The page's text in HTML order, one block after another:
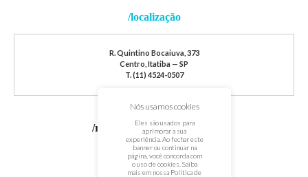
/localização
R. Quintino Bocaiuva, 373
Centro, Itatiba — SP
T. (11) 4524-0507
/redes sociais
Nós usamos cookies
Eles são usados para
aprimorar a sua
experiência. Ao fechar este
banner ou continuar na
página, você concorda com
o uso de cookies. Saiba
mais em nossa Política de